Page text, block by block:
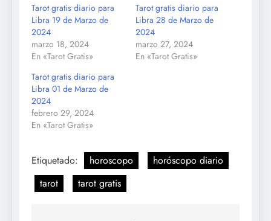
Tarot gratis diario para
Libra 19 de Marzo de
2024
marzo 18, 2024
En «Tarot Gratis»
Tarot gratis diario para
Libra 28 de Marzo de
2024
marzo 27, 2024
En «Tarot Gratis»
Tarot gratis diario para
Libra 01 de Marzo de
2024
febrero 29, 2024
En «Tarot Gratis»
Etiquetado: horoscopo
horóscopo diario
tarot
tarot gratis